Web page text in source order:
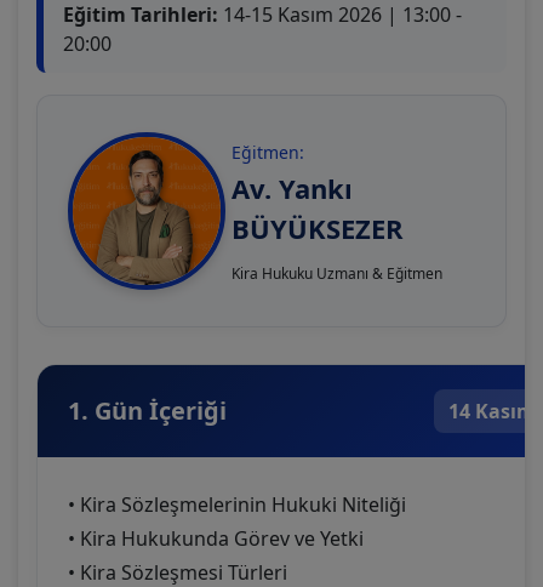
Eğitim Tarihleri: 14-15 Kasım 2026 | 13:00 -
20:00
Eğitmen:
Av. Yankı
BÜYÜKSEZER
Kira Hukuku Uzmanı & Eğitmen
1. Gün İçeriği 14 Kasım
• Kira Sözleşmelerinin Hukuki Niteliği
• Kira Hukukunda Görev ve Yetki
• Kira Sözleşmesi Türleri